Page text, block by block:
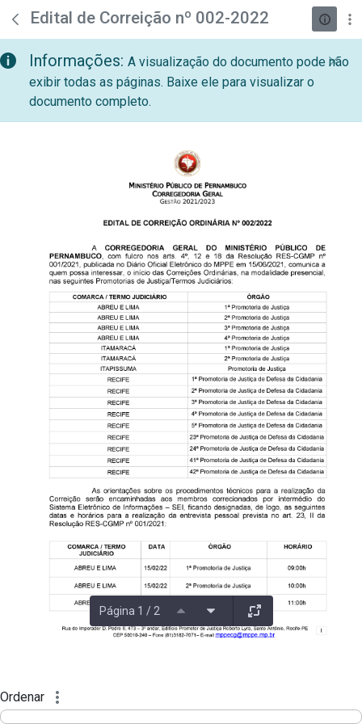
Pular para o Conteúdo principal
teste descricao
Edital de Correição nº 002-2022
Informações: A visualização do documento pode não
exibir todas as páginas. Baixe ele para visualizar o
documento completo.
Página 1 / 2
Ordenar